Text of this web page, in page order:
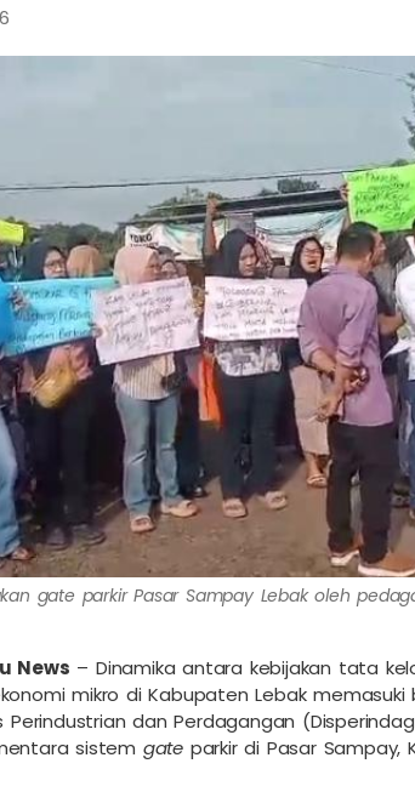
gate parkir Pasar Sampay Lebak oleh
News – Dinamika antara kebijakan tata
mikro di Kabupaten Lebak
Perindustrian dan Perdagangan
sistem gate parkir di Pasar Sampay,